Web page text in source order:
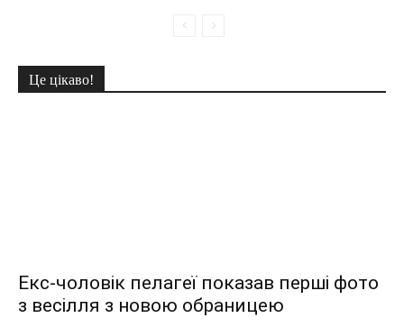
Це цікаво!
Екс-чоловік пелагеї показав перші фото
з весілля з новою обраницею